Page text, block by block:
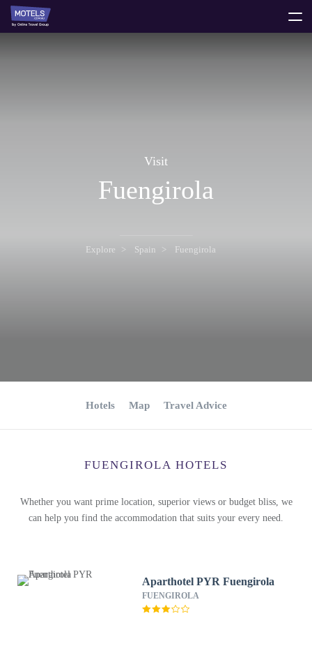
Visit
Fuengirola
Explore Spain Fuengirola
Hotels Map Travel Advice
FUENGIROLA HOTELS
Whether you want prime location, superior views or budget bliss, we
can help you find the accommodation that suits your every need.
Aparthotel PYR Fuengirola
FUENGIROLA